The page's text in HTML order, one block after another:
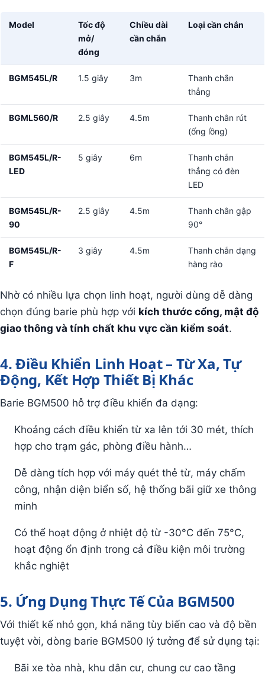
Model
Tốc độ
mở/
đóng
Chiều dài
cần chắn
Loại cần chắn
BGM545L/R 1.5 giây 3m
Thanh chắn
thẳng
BGML560/R 2.5 giây 4.5m
Thanh chắn rút
(ống lồng)
BGM545L/R-
LED
5 giây 6m
Thanh chắn
thẳng có đèn
LED
BGM545L/R-
90
2.5 giây 4.5m
Thanh chắn gập
90°
BGM545L/R-
F
3 giây 4.5m
Thanh chắn dạng
hàng rào
Nhờ có nhiều lựa chọn linh hoạt, người dùng dễ dàng
chọn đúng barie phù hợp với kích thước cổng, mật độ
giao thông và tính chất khu vực cần kiểm soát.
4. Điều Khiển Linh Hoạt – Từ Xa, Tự
Động, Kết Hợp Thiết Bị Khác
Barie BGM500 hỗ trợ điều khiển đa dạng:
Khoảng cách điều khiển từ xa lên tới 30 mét, thích
hợp cho trạm gác, phòng điều hành…
Dễ dàng tích hợp với máy quét thẻ từ, máy chấm
công, nhận diện biển số, hệ thống bãi giữ xe thông
minh
Có thể hoạt động ở nhiệt độ từ -30°C đến 75°C,
hoạt động ổn định trong cả điều kiện môi trường
khắc nghiệt
5. Ứng Dụng Thực Tế Của BGM500
Với thiết kế nhỏ gọn, khả năng tùy biến cao và độ bền
tuyệt vời, dòng barie BGM500 lý tưởng để sử dụng tại:
Bãi xe tòa nhà, khu dân cư, chung cư cao tầng